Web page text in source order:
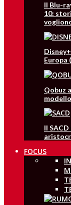
Il Blu-
10:
Europa
Qobuz
Il
FOCUS